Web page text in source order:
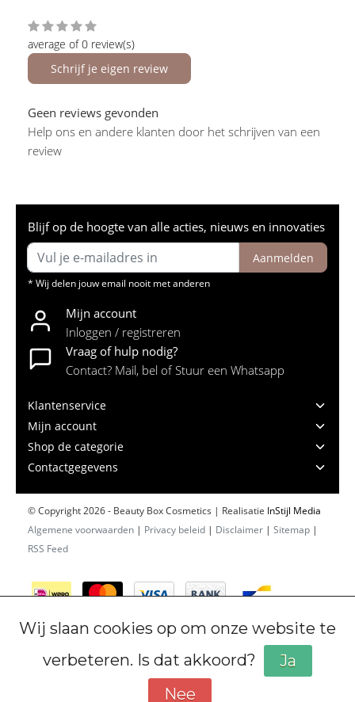
average of 0 review(s)
Schrijf je eigen review
Geen reviews gevonden
Help ons en andere klanten door het schrijven van een
review
Blijf op de hoogte van alle acties, nieuws en innovaties
Aanmelden
* Wij delen jouw email nooit met anderen
Mijn account
Inloggen / registreren
Vraag of hulp nodig?
Contact? Mail, bel of Stuur een Whatsapp
Klantenservice
Mijn account
Shop de categorie
Contactgegevens
© Copyright 2026 - Beauty Box Cosmetics | Realisatie InStijl Media
Algemene voorwaarden | Privacy beleid | Disclaimer | Sitemap |
RSS Feed
Wij slaan cookies op om onze website te
verbeteren. Is dat akkoord?
Ja
Nee